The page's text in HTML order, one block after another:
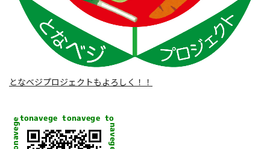
となベジプロジェクトもよろしく！！